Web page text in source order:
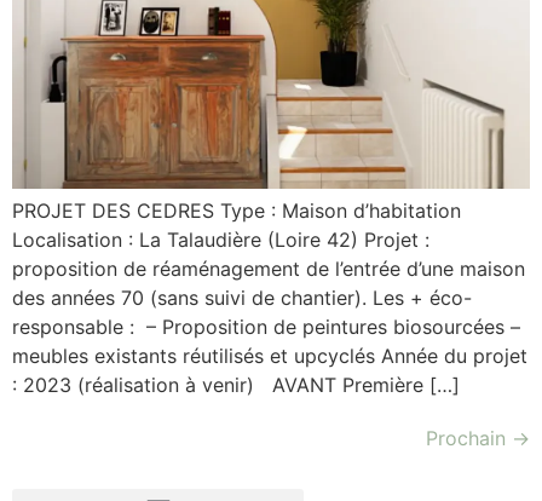
PROJET DES CEDRES Type : Maison d’habitation
Localisation : La Talaudière (Loire 42) Projet :
proposition de réaménagement de l’entrée d’une maison
des années 70 (sans suivi de chantier). Les + éco-
responsable : – Proposition de peintures biosourcées –
meubles existants réutilisés et upcyclés Année du projet
: 2023 (réalisation à venir) AVANT Première […]
Prochain →